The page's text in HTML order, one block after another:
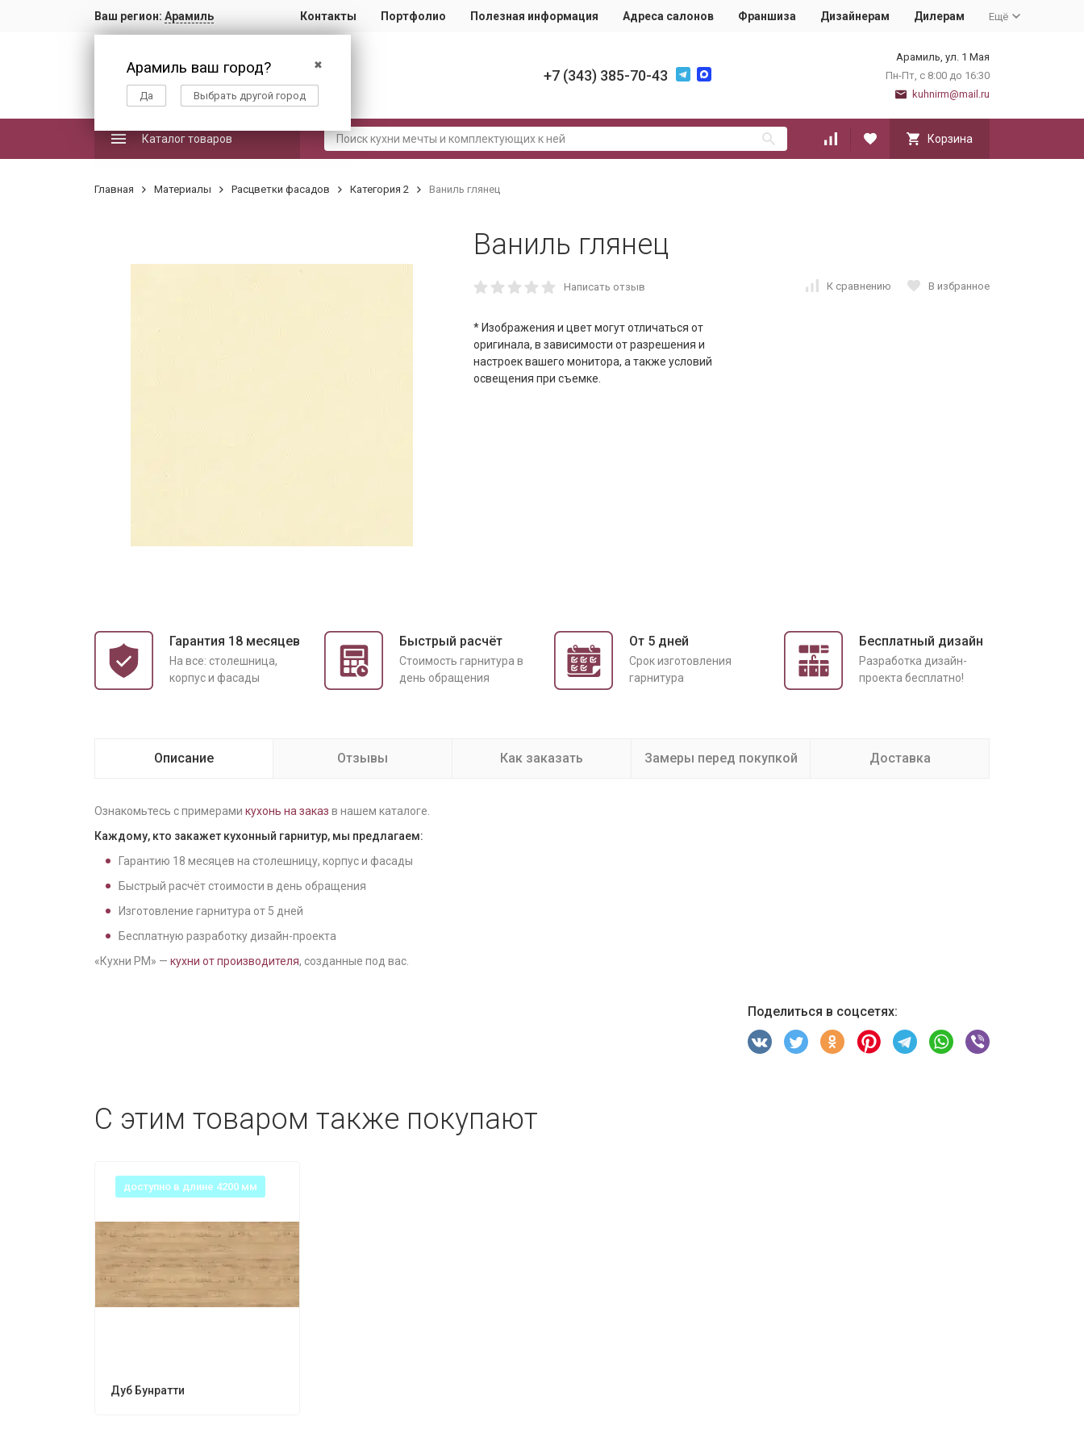
Ваш регион: Арамиль
✖
Арамиль ваш город?
Да Выбрать другой город
Контакты Портфолио Полезная информация Адреса салонов Франшиза Дизайнерам Дилерам Ещё
+7 (343) 385-70-43
Арамиль, ул. 1 Мая
Пн-Пт, с 8:00 до 16:30
kuhnirm@mail.ru
Каталог товаров Корзина
Главная Материалы Расцветки фасадов Категория 2 Ваниль глянец
Ваниль глянец
Написать отзыв К сравнению В избранное
* Изображения и цвет могут отличаться от
оригинала, в зависимости от разрешения и
настроек вашего монитора, а также условий
освещения при съемке.
Гарантия 18 месяцев
На все: столешница,
корпус и фасады
Быстрый расчёт
Cтоимость гарнитура в
день обращения
От 5 дней
Срок изготовления
гарнитура
Бесплатный дизайн
Разработка дизайн-
проекта бесплатно!
Описание Отзывы Как заказать Замеры перед покупкой Доставка
Ознакомьтесь с примерами кухонь на заказ в нашем каталоге.
Каждому, кто закажет кухонный гарнитур, мы предлагаем:
Гарантию 18 месяцев на столешницу, корпус и фасады
Быстрый расчёт стоимости в день обращения
Изготовление гарнитура от 5 дней
Бесплатную разработку дизайн-проекта
«Кухни РМ» — кухни от производителя, созданные под вас.
Поделиться в соцсетях:
С этим товаром также покупают
доступно в длине 4200 мм
Дуб Бунратти